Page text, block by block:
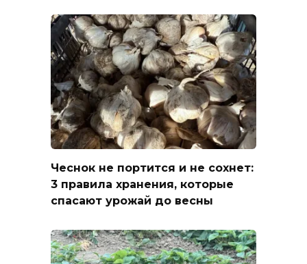
Чеснок не портится и не сохнет:
3 правила хранения, которые
спасают урожай до весны